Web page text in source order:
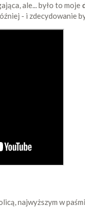
ale... było to moje
- i zdecydowanie
najwyższym w